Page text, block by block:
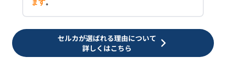
ます。
セルカが選ばれる理由について
詳しくはこちら